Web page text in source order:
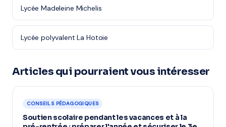
Lycée Madeleine Michelis
Lycée polyvalent La Hotoie
Articles qui pourraient vous intéresser
CONSEILS PÉDAGOGIQUES
Soutien scolaire pendant les vacances et à la